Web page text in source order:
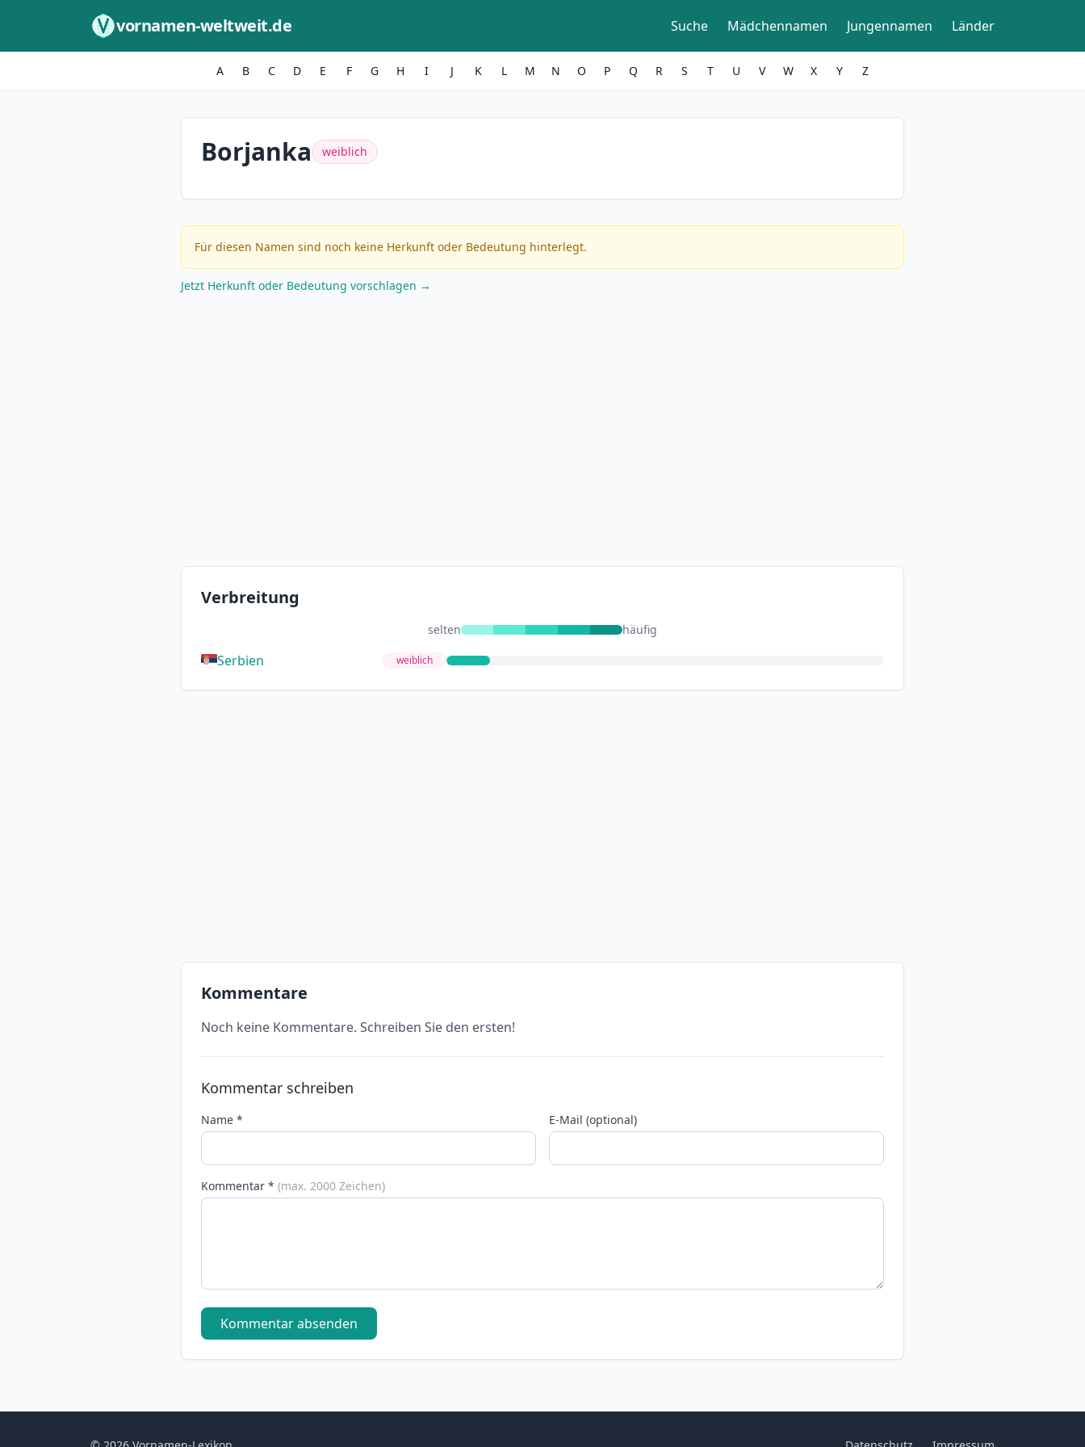
vornamen-weltweit.de Suche Mädchennamen Jungennamen Länder
A B C D E F G H I J K L M N O P Q R S T U V W X Y Z
Borjanka weiblich
Für diesen Namen sind noch keine Herkunft oder Bedeutung hinterlegt.
Jetzt Herkunft oder Bedeutung vorschlagen →
Verbreitung
selten häufig
Serbien weiblich
Kommentare
Noch keine Kommentare. Schreiben Sie den ersten!
Kommentar schreiben
Name * E-Mail (optional)
Kommentar * (max. 2000 Zeichen)
Kommentar absenden